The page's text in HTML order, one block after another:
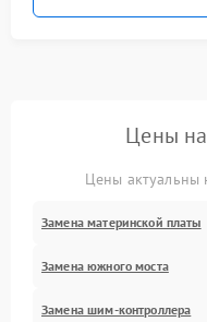
Цены
Цены актуальны
Замена материнской платы
Замена южного моста
Замена шим-контроллера